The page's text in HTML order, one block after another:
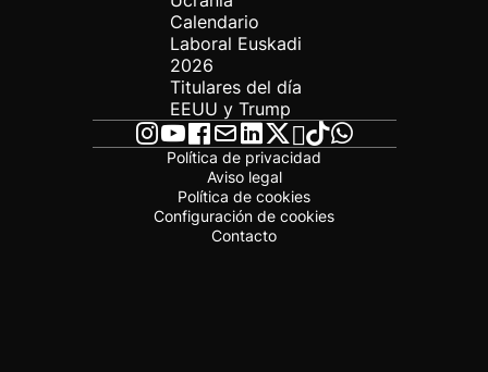
Calendario
Laboral Euskadi
2026
Titulares del día
EEUU y Trump
Política de privacidad
Aviso legal
Política de cookies
Configuración de cookies
Contacto